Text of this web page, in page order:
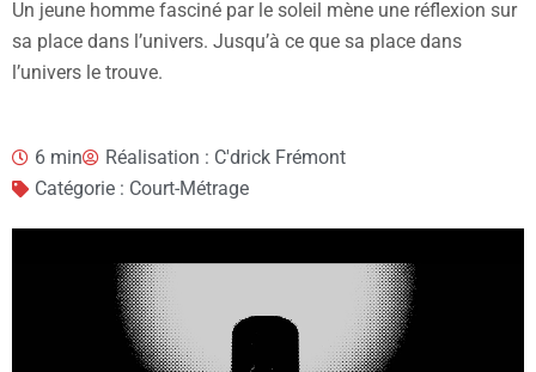
Un jeune homme fasciné par le soleil mène une réflexion sur
sa place dans l’univers. Jusqu’à ce que sa place dans
l’univers le trouve.
6 min
Réalisation : C'drick Frémont
Catégorie : Court-Métrage